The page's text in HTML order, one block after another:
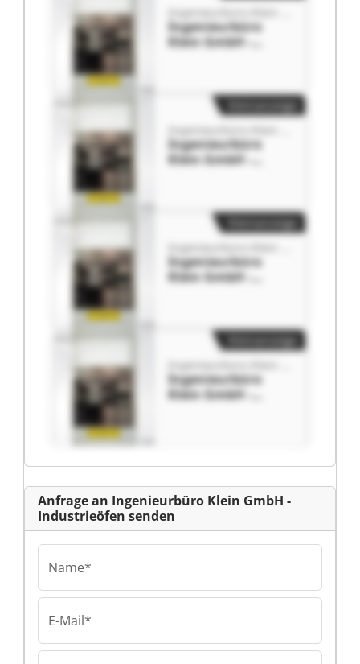
Ingenieurbüro
Klein GmbH -
Klein GmbH -
Industrieöfen
Ingenieurbüro
Klein GmbH -
Klein GmbH -
Industrieöfen
Kleinanzeige
Ingenieurbüro
Klein GmbH -
Klein GmbH -
Industrieöfen
Kleinanzeige
Ingenieurbüro
Klein GmbH -
Kleinanzeige
Anfrage an Ingenieurbüro Klein GmbH -
Industrieöfen senden
Name*
E-Mail*